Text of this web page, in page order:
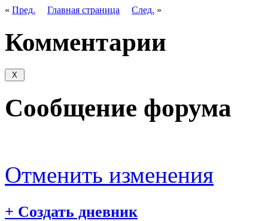
« Пред. Главная страница След. »
Комментарии
Сообщение форума
Отменить изменения
+ Создать дневник